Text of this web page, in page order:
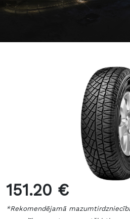
151.20 €
*Rekomendējamā